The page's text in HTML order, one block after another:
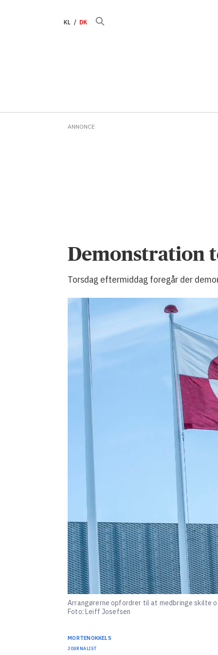
KL DK
ANNONCE
Demonstration
Torsdag eftermiddag foregår der
Arrangørerne opfordrer til at medbringe skilte
Foto: Leiff Josefsen
MORTENOKKELS
JOURNALIST